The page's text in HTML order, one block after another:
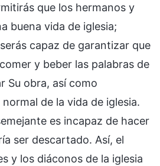
que los hermanos y
buena vida de iglesia;
capaz de garantizar que
y beber las palabras de
Su obra, así como
de la vida de iglesia.
es incapaz de hacer
ser descartado. Así, el
y los diáconos de la iglesia